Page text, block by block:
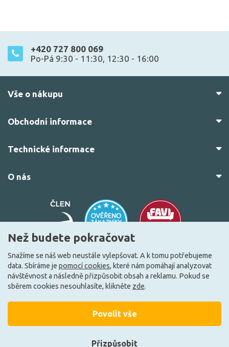
+420 727 800 069
Po-Pá 9:30 - 11:30, 12:30 - 16:00
Vše o nákupu
Obchodní informace
Technické informace
O nás
© 2010–2026 Všechna práva vyhrazena. žárovky.cz
VytvořiloFEO.cz
Než budete pokračovat
Snažíme se náš web neustále vylepšovat. A k tomu potřebujeme
data. Sbíráme je pomocí cookies, které nám pomáhají analyzovat
návštěvnost a následně přizpůsobit obsah a reklamu. Pokud se
sběrem cookies nesouhlasíte, klikněte zde.
Přizpůsobit
Povolit vše